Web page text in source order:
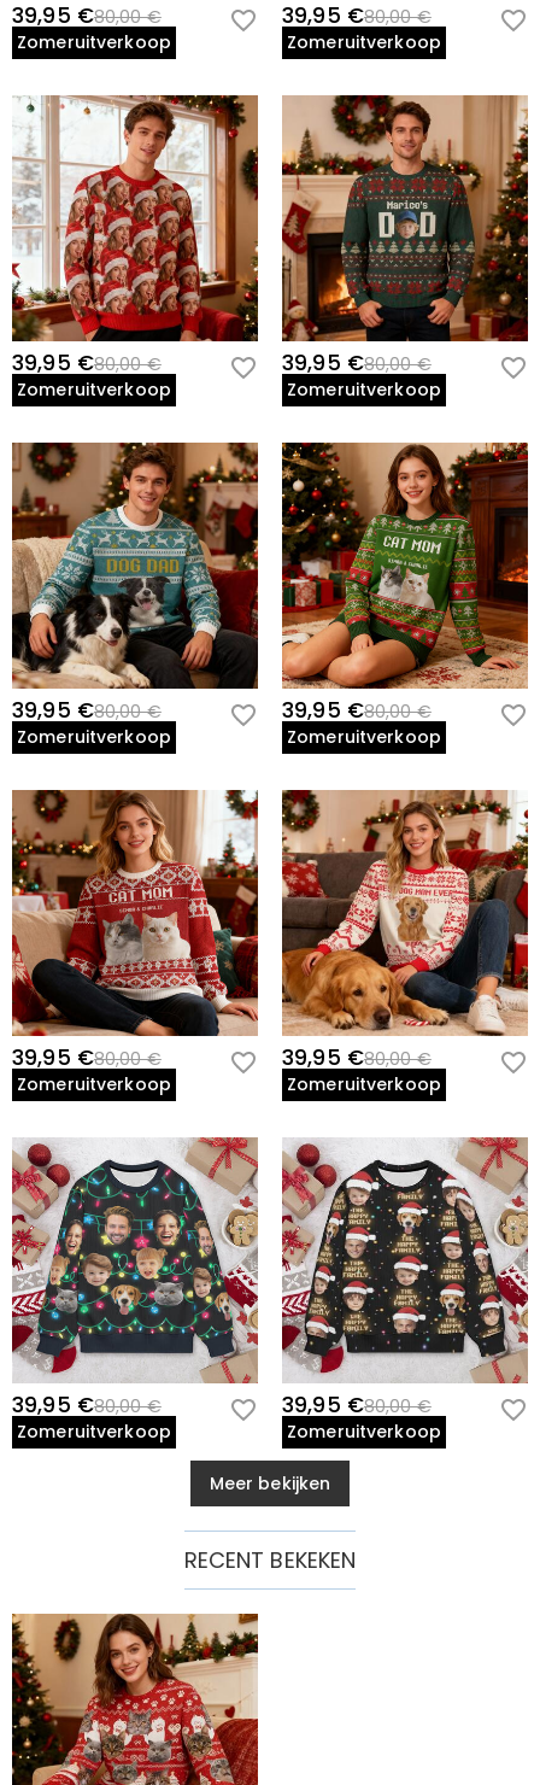
39,95 €80,00 €
Zomeruitverkoop
39,95 €80,00 €
Zomeruitverkoop
39,95 €80,00 €
Zomeruitverkoop
39,95 €80,00 €
Zomeruitverkoop
39,95 €80,00 €
Zomeruitverkoop
39,95 €80,00 €
Zomeruitverkoop
39,95 €80,00 €
Zomeruitverkoop
39,95 €80,00 €
Zomeruitverkoop
39,95 €80,00 €
Zomeruitverkoop
39,95 €80,00 €
Zomeruitverkoop
Meer bekijken
RECENT BEKEKEN